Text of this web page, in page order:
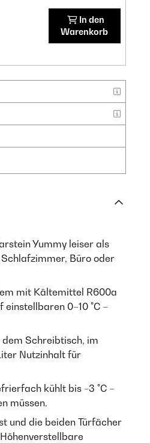
In den
Warenkorb
Yummy leiser als
Büro oder
mit Kältemittel R600a
0–10 °C –
Schreibtisch, im
Nutzinhalt für
kühlt bis −3 °C –
müssen.
und die beiden Türfächer